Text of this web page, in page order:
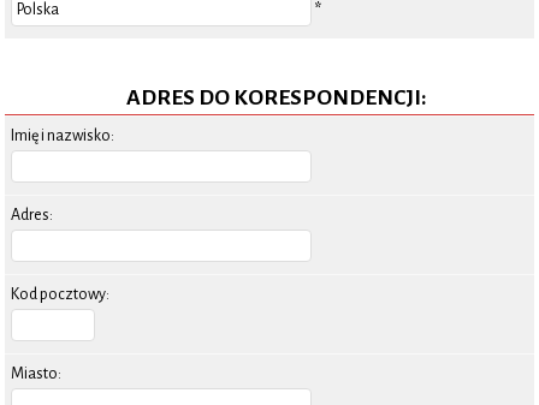
*
ADRES DO KORESPONDENCJI:
Imię i nazwisko:
Adres:
Kod pocztowy:
Miasto: